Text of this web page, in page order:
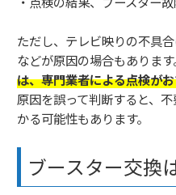
ただし、テレビ映りの不具
などが原因の場合もあります
は、専門業者による点検が
原因を誤って判断すると、
かる可能性もあります。
ブースター交換